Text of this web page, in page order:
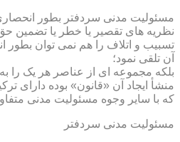
مسئولیت مدنی سردفتر بطور
نظریه های تقصیر یا خطر یا تضمین
تسبیب و اتلاف را هم نمی توان بطور
آن تلقی نمود؛
بلکه مجموعه ای از عناصر هر یک را
منشأ ایجاد آن «قانون» بوده دارای
که با سایر وجوه مسئولیت مدنی
مسئولیت مدنی سردفتر